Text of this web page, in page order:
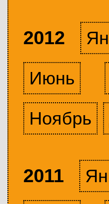
2012
Июнь
Ноябрь
2011